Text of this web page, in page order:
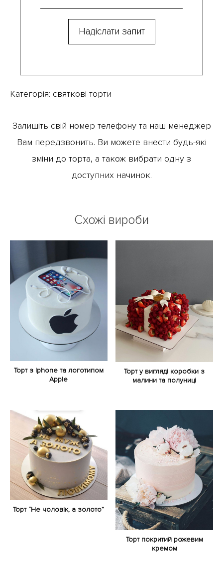
Категорія: святкові торти
Залишіть свій номер телефону та наш менеджер
Вам передзвонить. Ви можете внести будь-які
зміни до торта, а також вибрати одну з
доступних начинок.
Схожі вироби
Торт з Iphone та логотипом
Apple
Торт у вигляді коробки з
малини та полуниці
Торт “Не чоловік, а золото”
Торт покритий рожевим
кремом